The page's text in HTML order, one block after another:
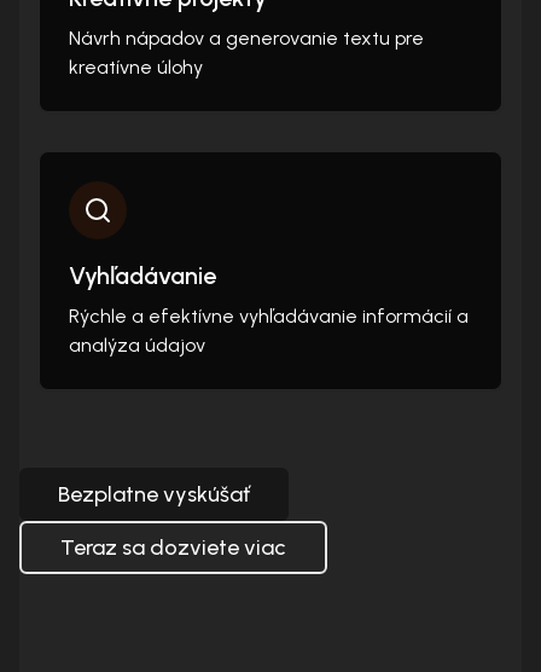
Návrh nápadov a generovanie textu pre
kreatívne úlohy
Vyhľadávanie
Rýchle a efektívne vyhľadávanie informácií a
analýza údajov
Bezplatne vyskúšať
Teraz sa dozviete viac